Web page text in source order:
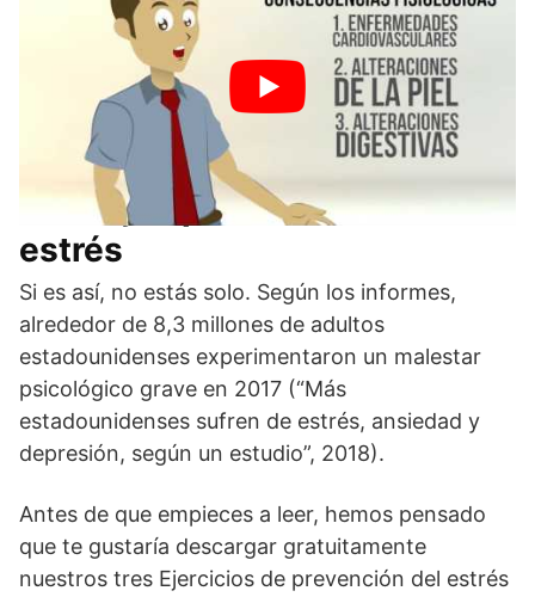
Consejos para controlar el
estrés
Si es así, no estás solo. Según los informes,
alrededor de 8,3 millones de adultos
estadounidenses experimentaron un malestar
psicológico grave en 2017 (“Más
estadounidenses sufren de estrés, ansiedad y
depresión, según un estudio”, 2018).
Antes de que empieces a leer, hemos pensado
que te gustaría descargar gratuitamente
nuestros tres Ejercicios de prevención del estrés